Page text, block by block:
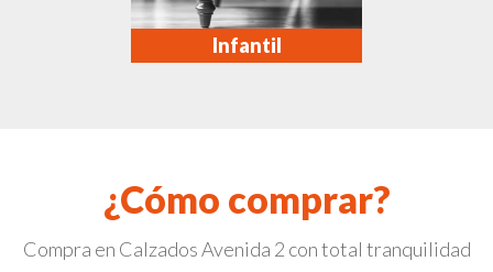
Infantil
¿Cómo comprar?
Compra en Calzados Avenida 2 con total tranquilidad